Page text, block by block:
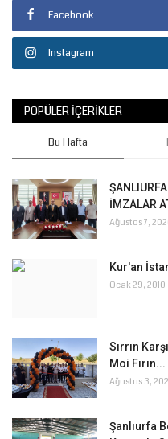
Facebook
Instagram
POPÜLER İÇERIKLER
Bu Hafta
İMZALAR
Ağustos 7,
Kur'an
Ocak 29, 2010
Sırrın
Moi Fırın...
Ağustos 3,
Şanlıurfa